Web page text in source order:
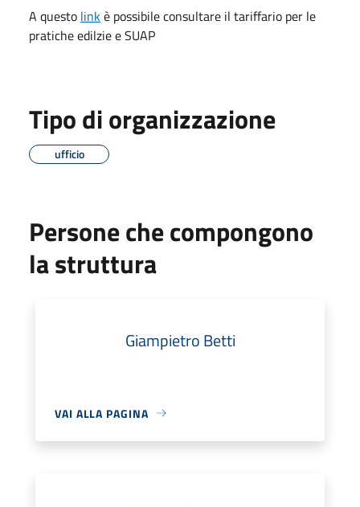
A questo linkè possibile consultare il tariffario per le
pratiche edilzie e SUAP
Tipo di organizzazione
ufficio
Persone che compongono
la struttura
Giampietro Betti
VAI ALLA PAGINA